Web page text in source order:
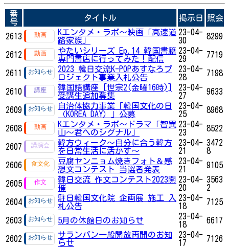
番
号
タイトル 掲示日 照会
2613
Kエンタメ・ラボ～映画「高速道
路家族」
23-04-
30
8299
2612
やたいシリーズ Ep.14 韓国書籍
専門書店に行ってみた！配信
23-04-
29
7719
2611
2023 韓日交流K-POPあすなろプ
ロジェクト事業入札公告
23-04-
28
7198
2610
韓国語講座 [世宗2(金曜16時)]
受講生追加募集
23-04-
27
9633
2609
自治体協力事業「韓国文化の日
（KOREA DAY）」公募
23-04-
25
8968
2608
Kエンタメ・ラボ～ドラマ「智異
山～君へのシグナル」
23-04-
23
8522
2607
韓方ウィーク～自分に合う韓方
を日常生活に活かす～
23-04-
21
3472
8
2606
豆腐ヤンニョム焼きフォト＆感
想文コンテスト 当選者発表
23-04-
21
9105
2605
韓日交流 作文コンテスト2023開
催
23-04-
20
3563
2
2604
駐日韓国文化院 企画展 施工 入
札公告
23-04-
18
7125
2603 5月の休館日のお知らせ
23-04-
18
6617
2602
サランバン一般開放再開のお知
らせ
23-04-
17
7126